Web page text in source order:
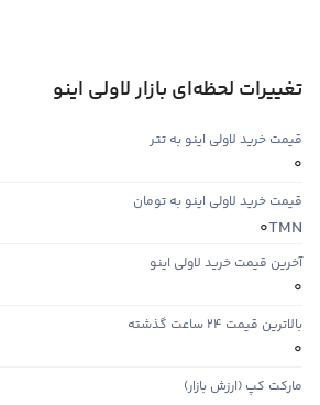
تغییرات لحظه‌ای بازار لاولی اینو
قیمت خرید لاولی اینو به تتر
0
قیمت خرید لاولی اینو به تومان
TMN
0
آخرین قیمت خرید لاولی اینو
0
بالاترین قیمت ۲۴ ساعت گذشته
0
مارکت کپ (ارزش بازار)